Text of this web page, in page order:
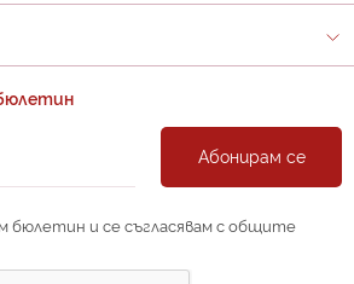
Абонирам се
бюлетин и се съгласявам с общите